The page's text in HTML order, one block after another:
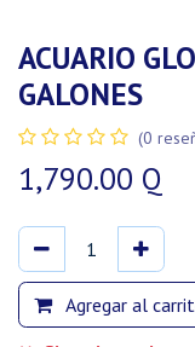
ACUARIO
GALONES
(0
1,790.00 Q
Agregar al